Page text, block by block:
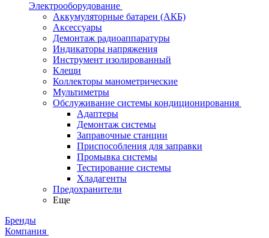
Электрооборудование
Аккумуляторные батареи (АКБ)
Аксессуары
Демонтаж радиоаппаратуры
Индикаторы напряжения
Инструмент изолированный
Клещи
Коллекторы манометрические
Мультиметры
Обслуживание системы кондиционирования
Адаптеры
Демонтаж системы
Заправочные станции
Приспособления для заправки
Промывка системы
Тестирование системы
Хладагенты
Предохранители
Еще
Бренды
Компания